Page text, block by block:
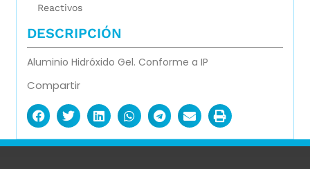
Reactivos
DESCRIPCIÓN
Aluminio Hidróxido Gel. Conforme a IP
Compartir